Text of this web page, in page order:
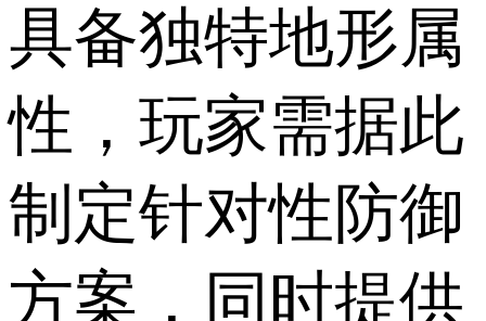
具备独特地形属
性，玩家需据此
制定针对性防御
方案，同时提供